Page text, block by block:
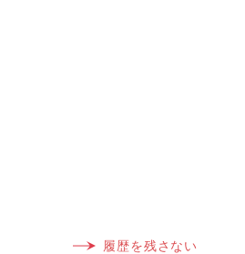
履歴を残さない